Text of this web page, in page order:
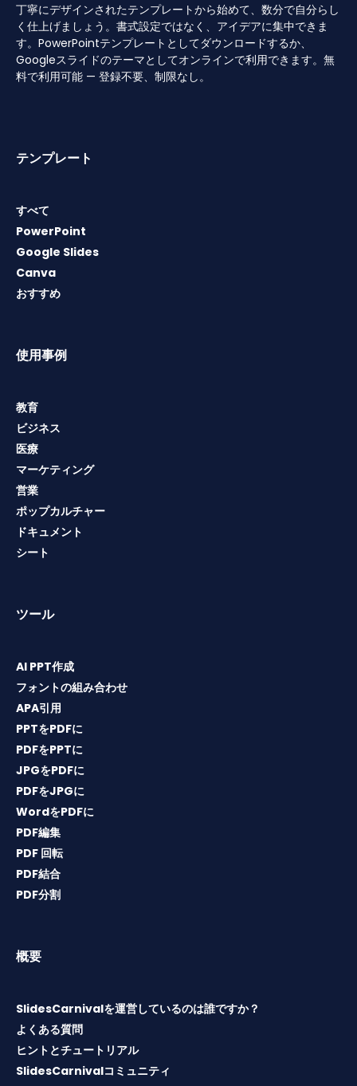
丁寧にデザインされたテンプレートから始めて、数分で自分らし
く仕上げましょう。書式設定ではなく、アイデアに集中できま
す。PowerPointテンプレートとしてダウンロードするか、
Googleスライドのテーマとしてオンラインで利用できます。無
料で利用可能 — 登録不要、制限なし。
テンプレート
すべて
PowerPoint
Google Slides
Canva
おすすめ
使用事例
教育
ビジネス
医療
マーケティング
営業
ポップカルチャー
ドキュメント
シート
ツール
AI PPT作成
フォントの組み合わせ
APA引用
PPTをPDFに
PDFをPPTに
JPGをPDFに
PDFをJPGに
WordをPDFに
PDF編集
PDF 回転
PDF結合
PDF分割
概要
SlidesCarnivalを運営しているのは誰ですか？
よくある質問
ヒントとチュートリアル
SlidesCarnivalコミュニティ